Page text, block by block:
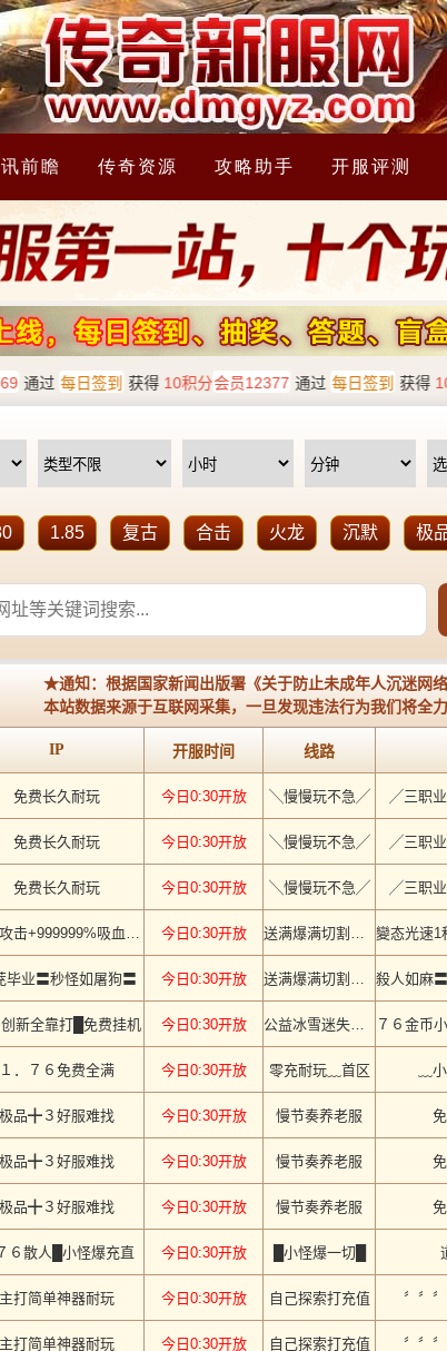
前瞻 传奇资源 攻略助手 开服评测